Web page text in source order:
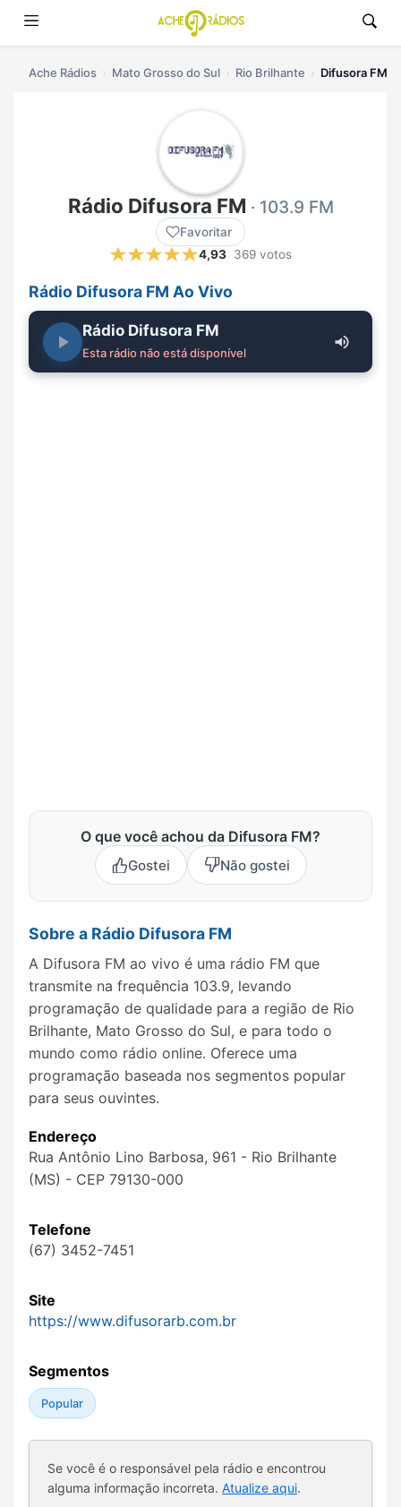
Ache Rádios Mato Grosso do Sul Rio Brilhante Difusora FM
Rádio Difusora FM · 103.9 FM
Favoritar
4,93 369 votos
Rádio Difusora FM Ao Vivo
Rádio Difusora FM
Esta rádio não está disponível
O que você achou da Difusora FM?
Gostei Não gostei
Sobre a Rádio Difusora FM
A Difusora FM ao vivo é uma rádio FM que
transmite na frequência 103.9, levando
programação de qualidade para a região de Rio
Brilhante, Mato Grosso do Sul, e para todo o
mundo como rádio online. Oferece uma
programação baseada nos segmentos popular
para seus ouvintes.
Endereço
Rua Antônio Lino Barbosa, 961 - Rio Brilhante
(MS) - CEP 79130-000
Telefone
(67) 3452-7451
Site
https://www.difusorarb.com.br
Segmentos
Popular
Se você é o responsável pela rádio e encontrou
alguma informação incorreta. Atualize aqui.